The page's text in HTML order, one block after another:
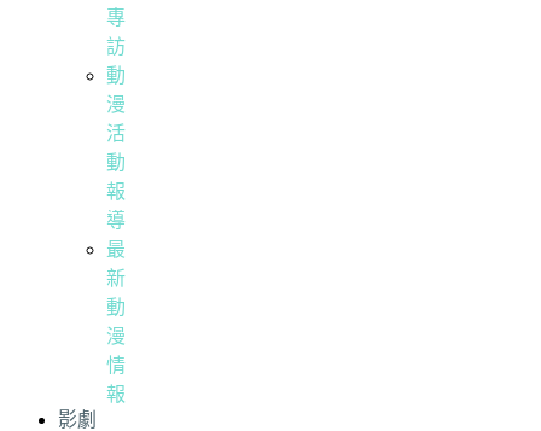
專
訪
動
漫
活
動
報
導
最
新
動
漫
情
報
影劇